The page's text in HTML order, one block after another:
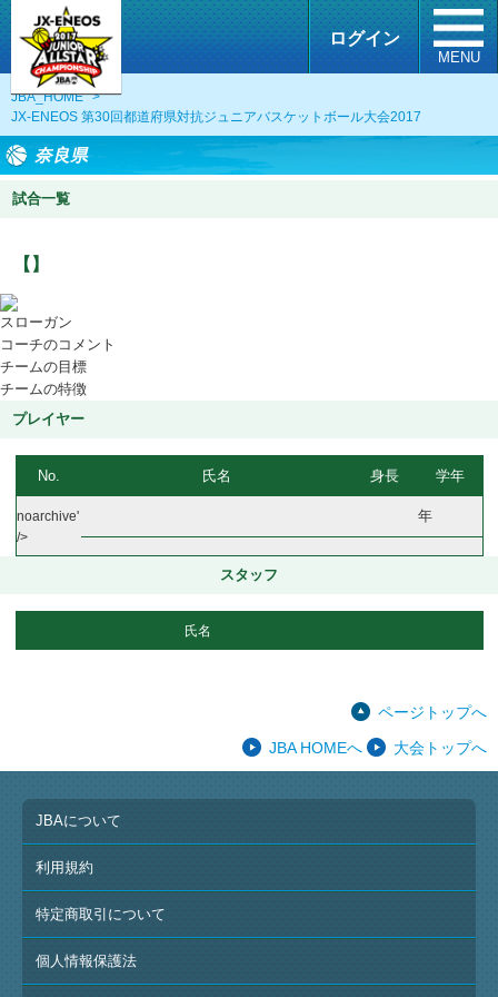
ログイン
MENU
JBA_HOME
>
JX-ENEOS 第30回都道府県対抗ジュニアバスケットボール大会2017
奈良県
試合一覧
【】
スローガン
コーチのコメント
チームの目標
チームの特徴
プレイヤー
No. 氏名 身長 学年
noarchive'
/>
年
スタッフ
氏名
ページトップへ
JBA HOMEへ
大会トップへ
JBAについて
利用規約
特定商取引について
個人情報保護法